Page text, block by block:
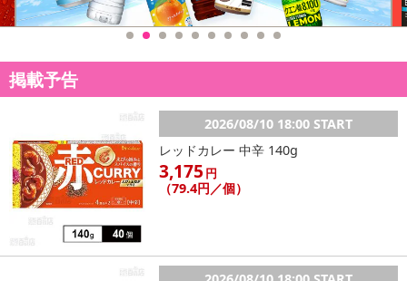
その他共通および商品カテゴリー別注意事項（※必ずご確認くだ
さい）
こちらの情報は2026年07月09日時点での情報となります。
掲載予告
2026/08/10 18:00 START
レッドカレー 中辛 140g
3,175 円
（79.4円／個）